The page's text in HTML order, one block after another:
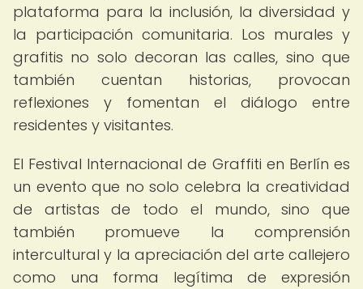
plataforma para la inclusión, la diversidad y
la participación comunitaria. Los murales y
grafitis no solo decoran las calles, sino que
también cuentan historias, provocan
reflexiones y fomentan el diálogo entre
residentes y visitantes.
El Festival Internacional de Graffiti en Berlín es
un evento que no solo celebra la creatividad
de artistas de todo el mundo, sino que
también promueve la comprensión
intercultural y la apreciación del arte callejero
como una forma legítima de expresión